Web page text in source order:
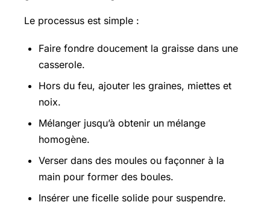
Le processus est simple :
Faire fondre doucement la graisse dans une
casserole.
Hors du feu, ajouter les graines, miettes et
noix.
Mélanger jusqu’à obtenir un mélange
homogène.
Verser dans des moules ou façonner à la
main pour former des boules.
Insérer une ficelle solide pour suspendre.